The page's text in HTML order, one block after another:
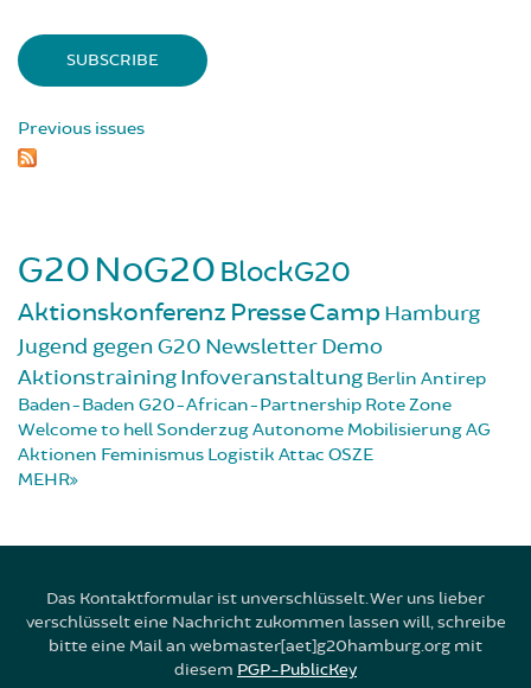
Previous issues
G20NoG20 BlockG20
Aktionskonferenz PresseCampHamburg
Jugend gegen G20 NewsletterDemo
AktionstrainingInfoveranstaltung Berlin Antirep
Baden-Baden G20-African-Partnership Rote Zone
Welcome to hellSonderzugAutonome MobilisierungAG
Aktionen Feminismus Logistik Attac OSZE
MEHR
Das Kontaktformular ist unverschlüsselt. Wer uns lieber
verschlüsselt eine Nachricht zukommen lassen will, schreibe
bitte eine Mail an webmaster[aet]g20hamburg.org mit
diesem PGP-PublicKey